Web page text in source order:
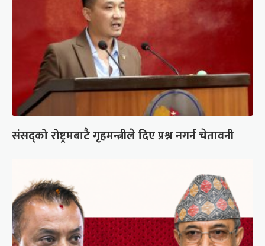
संसद्को रोष्ट्रमबाटै गृहमन्त्रीले दिए प्रश्न नगर्न चेतावनी